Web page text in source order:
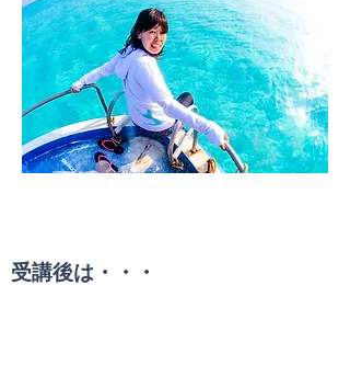
受講後は・・・